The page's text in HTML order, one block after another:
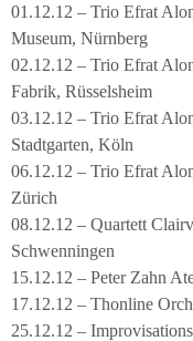
01.12.12 – Trio Efrat
Museum, Nürnberg
02.12.12 – Trio Efrat
Fabrik, Rüsselsheim
03.12.12 – Trio Efrat
Stadtgarten, Köln
06.12.12 – Trio Efrat
Zürich
08.12.12 – Quartett
Schwenningen
15.12.12 – Peter Zahn
17.12.12 – Thonline
25.12.12 –